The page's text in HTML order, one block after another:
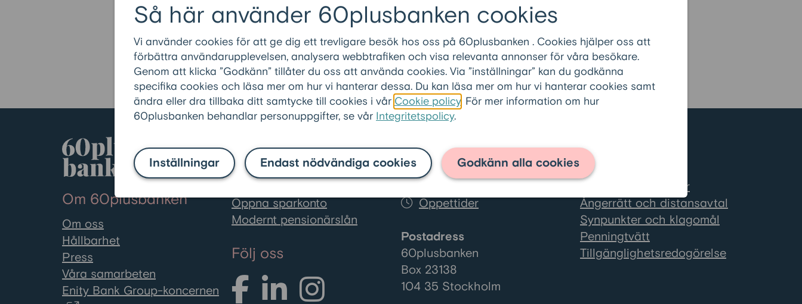
Så här använder 60plusbanken cookies
Vi använder cookies för att ge dig ett trevligare besök hos oss på 60plusbanken . Cookies hjälper oss att
förbättra användarupplevelsen, analysera webbtrafiken och visa relevanta annonser för våra besökare.
Genom att klicka ”Godkänn” tillåter du oss att använda cookies. Via ”inställningar” kan du godkänna
specifika cookies och läsa mer om hur vi hanterar dessa. Du kan läsa mer om hur vi hanterar cookies samt
ändra eller dra tillbaka ditt samtycke till cookies i vår Cookie policy . För mer information om hur
60plusbanken behandlar personuppgifter, se vår Integritetspolicy.
Inställningar Endast nödvändiga cookies Godkänn alla cookies
en bank, myndighet eller ha en annan förtroendeingivande position.
Tillbaka till ordlistan
Om 60plusbanken
Om oss
Hållbarhet
Press
Våra samarbeten
Enity Bank Group-koncernen
Våra tjänster
60pluslånet
Öppna sparkonto
Modernt pensionärslån
Följ oss
Kundservice
08-501 01 200
Öppettider
Postadress
60plusbanken
Box 23138
104 35 Stockholm
Information
Cookies
Om personuppgifter
Ångerrätt och distansavtal
Synpunkter och klagomål
Penningtvätt
Tillgänglighetsredogörelse